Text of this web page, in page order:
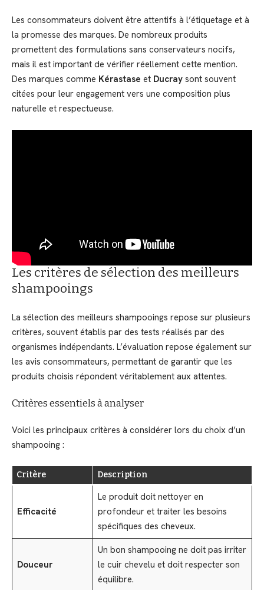
Les consommateurs doivent être attentifs à l’étiquetage et à
la promesse des marques. De nombreux produits
promettent des formulations sans conservateurs nocifs,
mais il est important de vérifier réellement cette mention.
Des marques comme Kérastase et Ducray sont souvent
citées pour leur engagement vers une composition plus
naturelle et respectueuse.
Les critères de sélection des meilleurs
shampooings
La sélection des meilleurs shampooings repose sur plusieurs
critères, souvent établis par des tests réalisés par des
organismes indépendants. L’évaluation repose également sur
les avis consommateurs, permettant de garantir que les
produits choisis répondent véritablement aux attentes.
Critères essentiels à analyser
Voici les principaux critères à considérer lors du choix d’un
shampooing :
Critère Description
Efficacité
Le produit doit nettoyer en
profondeur et traiter les besoins
spécifiques des cheveux.
Douceur
Un bon shampooing ne doit pas irriter
le cuir chevelu et doit respecter son
équilibre.